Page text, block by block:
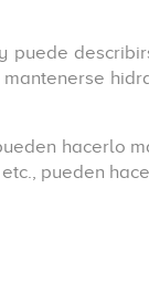
puede
hacerlo
pueden